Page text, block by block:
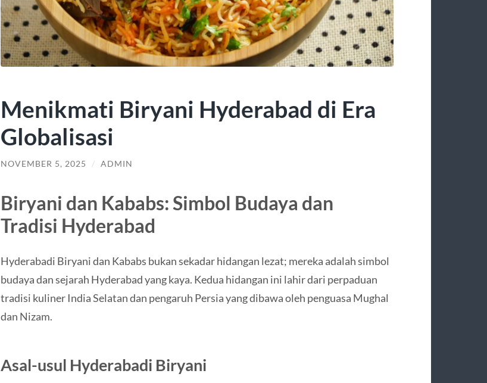
Menikmati Biryani Hyderabad di Era
Globalisasi
NOVEMBER 5, 2025 / ADMIN
Biryani dan Kababs: Simbol Budaya dan
Tradisi Hyderabad
Hyderabadi Biryani dan Kababs bukan sekadar hidangan lezat; mereka adalah simbol
budaya dan sejarah Hyderabad yang kaya. Kedua hidangan ini lahir dari perpaduan
tradisi kuliner India Selatan dan pengaruh Persia yang dibawa oleh penguasa Mughal
dan Nizam.
Asal-usul Hyderabadi Biryani